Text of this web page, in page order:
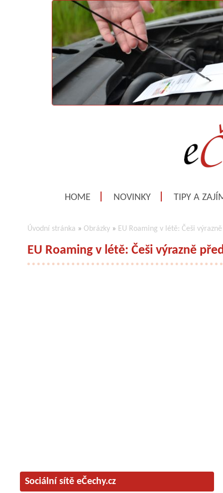
HOME NOVINKY TIPY A
Úvodní stránka » Obrázky » EU Roaming v létě: Češi
EU Roaming v létě: Češi výrazně
Sociální sítě eČechy.cz